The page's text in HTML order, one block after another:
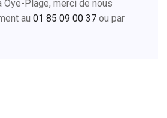
Oye-Plage, merci de nous
au 01 85 09 00 37 ou par